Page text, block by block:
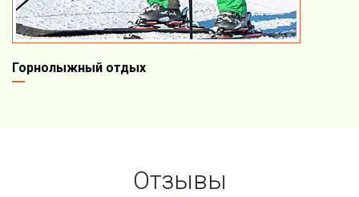
Горнолыжный отдых
Отзывы